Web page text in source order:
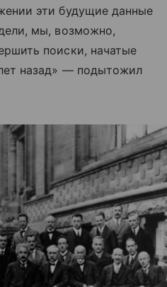
эти будущие данные
мы, возможно,
поиски, начатые
назад» — подытожил